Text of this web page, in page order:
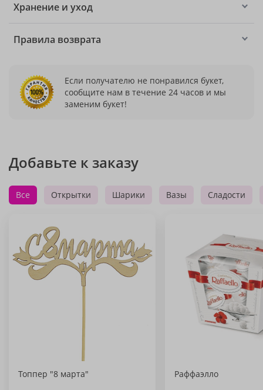
Хранение и уход
Правила возврата
Если получателю не понравился букет,
сообщите нам в течение 24 часов и мы
заменим букет!
Добавьте к заказу
Все Открытки Шарики Вазы Сладости
Топпер "8 марта" Раффаэлло